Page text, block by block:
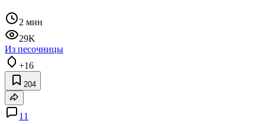
2 мин
29K
Из песочницы
+16
204
11